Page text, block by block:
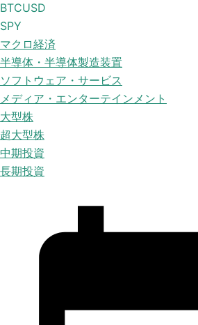
BTCUSD
SPY
マクロ経済
半導体・半導体製造装置
ソフトウェア・サービス
メディア・エンターテインメント
大型株
超大型株
中期投資
長期投資